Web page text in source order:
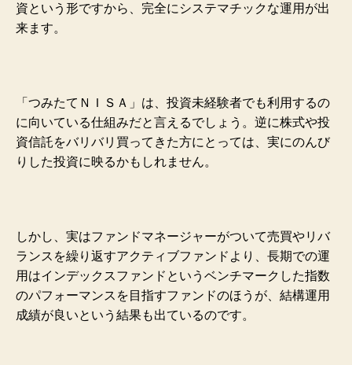
資という形ですから、完全にシステマチックな運用が出
来ます。
「つみたてＮＩＳＡ」は、投資未経験者でも利用するの
に向いている仕組みだと言えるでしょう。逆に株式や投
資信託をバリバリ買ってきた方にとっては、実にのんび
りした投資に映るかもしれません。
しかし、実はファンドマネージャーがついて売買やリバ
ランスを繰り返すアクティブファンドより、長期での運
用はインデックスファンドというベンチマークした指数
のパフォーマンスを目指すファンドのほうが、結構運用
成績が良いという結果も出ているのです。